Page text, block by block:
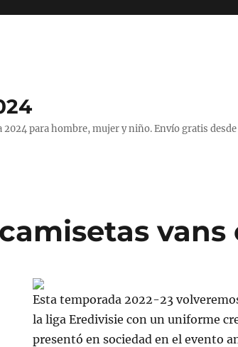
para hombre, mujer y niño. Envío gratis
vans
Esta temporada 2022-23
la liga Eredivisie con un uniforme
presentó en sociedad en el evento